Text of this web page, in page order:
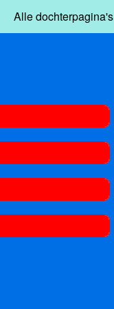
Alle dochterpagina's